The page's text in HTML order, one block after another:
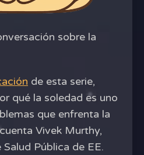
sobre la
de esta serie,
qué la soledad es uno
que enfrenta la
Vivek Murthy,
Pública de EE.